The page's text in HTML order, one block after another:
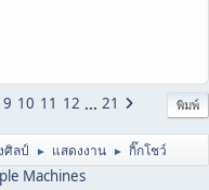
พิมพ์
9 10 11 12 ... 21
ศิลป์ ► แสดงงาน ► กิ๊กโชว์
Machines